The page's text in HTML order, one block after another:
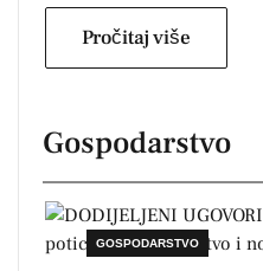
Pročitaj više
Gospodarstvo
GOSPODARSTVO